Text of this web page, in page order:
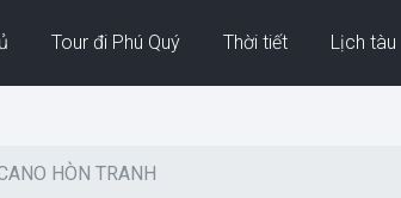
Tour đi Phú Quý Thời tiết Lịch tàu
HÒN TRANH